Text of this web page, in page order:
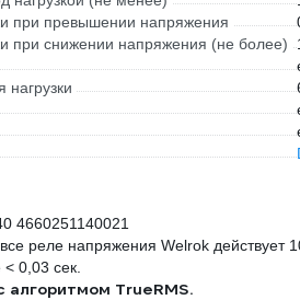
при превышении напряжения
при снижении напряжения (не более)
нагрузки
4660251140021
реле напряжения Welrok действует
0,03 сек.
алгоритмом TrueRMS.